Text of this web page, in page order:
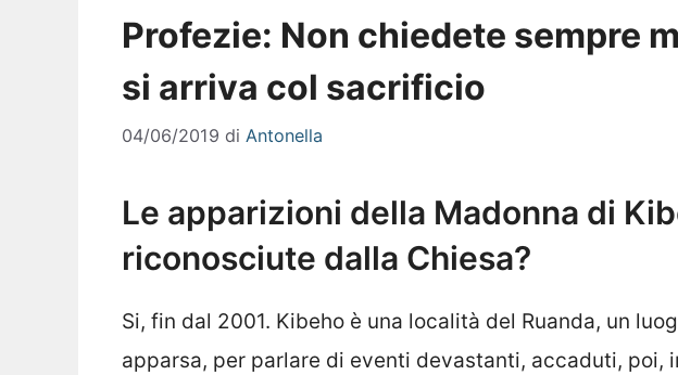
Profezie: Non chiedete sempre
si arriva col sacrificio
04/06/2019 di Antonella
Le apparizioni della Madonna di
riconosciute dalla Chiesa?
Si, fin dal 2001. Kibeho è una località del Ruanda, un
apparsa, per parlare di eventi devastanti, accaduti, poi,